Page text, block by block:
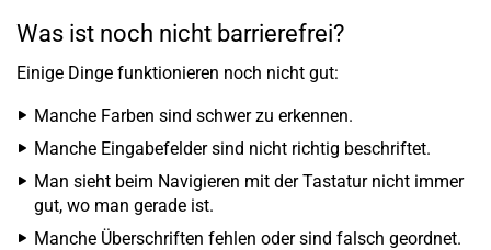
Was ist noch nicht barrierefrei?
Einige Dinge funktionieren noch nicht gut:
Manche Farben sind schwer zu erkennen.
Manche Eingabefelder sind nicht richtig beschriftet.
Man sieht beim Navigieren mit der Tastatur nicht immer
gut, wo man gerade ist.
Manche Überschriften fehlen oder sind falsch geordnet.